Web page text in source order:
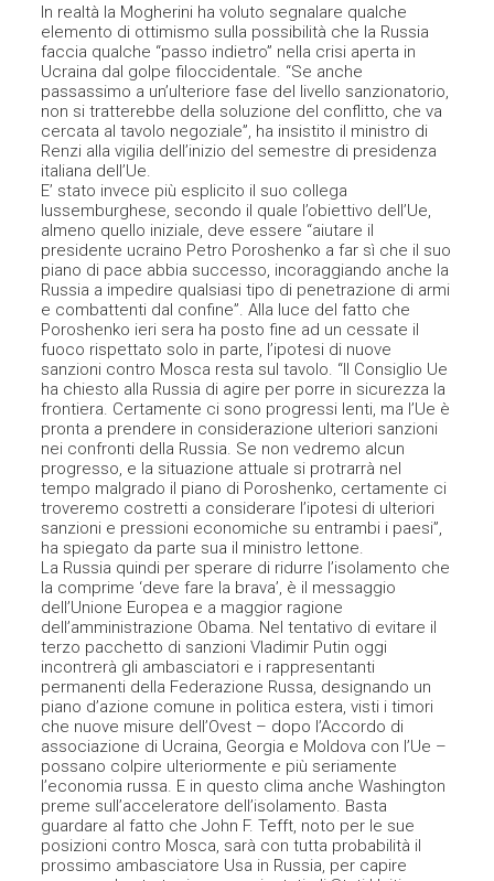
In realtà la Mogherini ha voluto segnalare qualche
elemento di ottimismo sulla possibilità che la Russia
faccia qualche “passo indietro” nella crisi aperta in
Ucraina dal golpe filoccidentale. “Se anche
passassimo a un’ulteriore fase del livello sanzionatorio,
non si tratterebbe della soluzione del conflitto, che va
cercata al tavolo negoziale”, ha insistito il ministro di
Renzi alla vigilia dell’inizio del semestre di presidenza
italiana dell’Ue.
E’ stato invece più esplicito il suo collega
lussemburghese, secondo il quale l’obiettivo dell’Ue,
almeno quello iniziale, deve essere “aiutare il
presidente ucraino Petro Poroshenko a far sì che il suo
piano di pace abbia successo, incoraggiando anche la
Russia a impedire qualsiasi tipo di penetrazione di armi
e combattenti dal confine”. Alla luce del fatto che
Poroshenko ieri sera ha posto fine ad un cessate il
fuoco rispettato solo in parte, l’ipotesi di nuove
sanzioni contro Mosca resta sul tavolo. “Il Consiglio Ue
ha chiesto alla Russia di agire per porre in sicurezza la
frontiera. Certamente ci sono progressi lenti, ma l’Ue è
pronta a prendere in considerazione ulteriori sanzioni
nei confronti della Russia. Se non vedremo alcun
progresso, e la situazione attuale si protrarrà nel
tempo malgrado il piano di Poroshenko, certamente ci
troveremo costretti a considerare l’ipotesi di ulteriori
sanzioni e pressioni economiche su entrambi i paesi”,
ha spiegato da parte sua il ministro lettone.
La Russia quindi per sperare di ridurre l’isolamento che
la comprime ‘deve fare la brava’, è il messaggio
dell’Unione Europea e a maggior ragione
dell’amministrazione Obama. Nel tentativo di evitare il
terzo pacchetto di sanzioni Vladimir Putin oggi
incontrerà gli ambasciatori e i rappresentanti
permanenti della Federazione Russa, designando un
piano d’azione comune in politica estera, visti i timori
che nuove misure dell’Ovest – dopo l’Accordo di
associazione di Ucraina, Georgia e Moldova con l’Ue –
possano colpire ulteriormente e più seriamente
l’economia russa. E in questo clima anche Washington
preme sull’acceleratore dell’isolamento. Basta
guardare al fatto che John F. Tefft, noto per le sue
posizioni contro Mosca, sarà con tutta probabilità il
prossimo ambasciatore Usa in Russia, per capire